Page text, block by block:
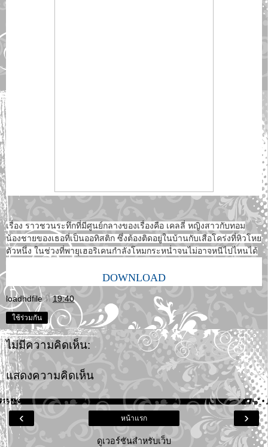
เรื่อง ราวชวนระทึกที่มีศูนย์กลางของเรื่องคือ เคลลี่ หญิงสาวกับทอม
น้องชายของเธอที่เป็นออทิสติก ซึ่งต้องติดอยู่ในบ้านกับเสือโคร่งที่หิวโหย
ตัวหนึ่ง ในช่วงที่พายุเฮอริเคนกำลังโหมกระหน่ำจนไม่อาจหนีไปไหนได้
DOWNLOAD
loadhdfile ที่19:40
ใช้ร่วมกัน
ไม่มีความคิดเห็น:
แสดงความคิดเห็น
‹ ›
หน้าแรก
ดูเวอร์ชันสำหรับเว็บ